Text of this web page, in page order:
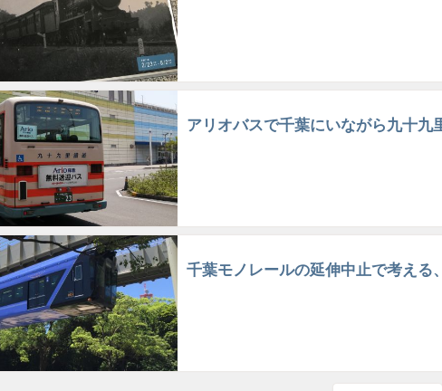
アリオバスで千葉にいながら九十九
千葉モノレールの延伸中止で考える